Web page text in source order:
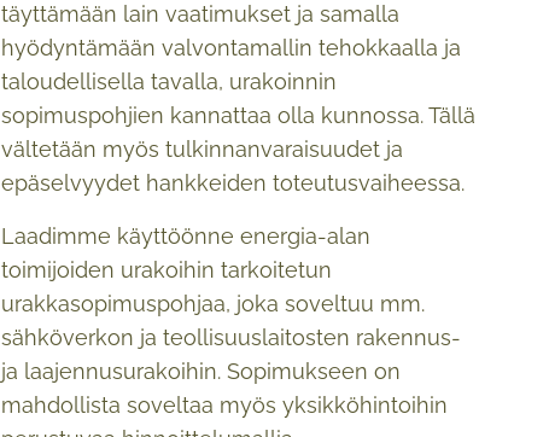
täyttämään lain vaatimukset ja samalla
hyödyntämään valvontamallin tehokkaalla ja
taloudellisella tavalla, urakoinnin
sopimuspohjien kannattaa olla kunnossa. Tällä
vältetään myös tulkinnanvaraisuudet ja
epäselvyydet hankkeiden toteutusvaiheessa.
Laadimme käyttöönne energia-alan
toimijoiden urakoihin tarkoitetun
urakkasopimuspohjaa, joka soveltuu mm.
sähköverkon ja teollisuuslaitosten rakennus-
ja laajennusurakoihin. Sopimukseen on
mahdollista soveltaa myös yksikköhintoihin